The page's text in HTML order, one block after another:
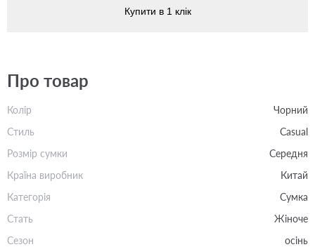
Купити в 1 клік
Про товар
Колір
Чорний
Стиль
Casual
Розмір сумки
Середня
Країна виробник
Китай
Категорія
Сумка
Стать
Жіноче
Сезон
осінь